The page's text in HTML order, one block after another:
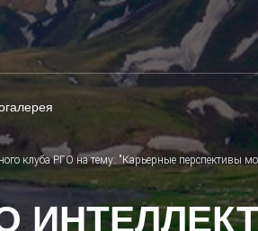
клуба РГО на тему: "Карьерные перспективы